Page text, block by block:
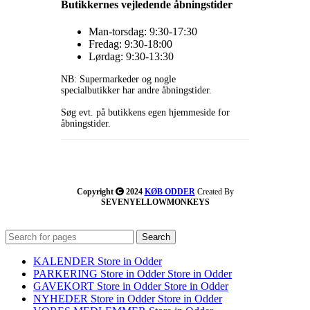
Butikkernes vejledende åbningstider
Man-torsdag: 9:30-17:30
Fredag: 9:30-18:00
Lørdag: 9:30-13:30
NB: Supermarkeder og nogle
specialbutikker har andre åbningstider.
Søg evt. på butikkens egen hjemmeside for
åbningstider.
Copyright 2024 KØB ODDERCreated By
SEVENYELLOWMONKEYS
Search
KALENDER Store in Odder
PARKERING Store in Odder Store in Odder
GAVEKORT Store in Odder Store in Odder
NYHEDER Store in Odder Store in Odder